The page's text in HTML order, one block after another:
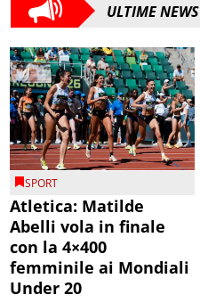
ULTIME NEWS
SPORT
Atletica: Matilde
Abelli vola in finale
con la 4×400
femminile ai Mondiali
Under 20